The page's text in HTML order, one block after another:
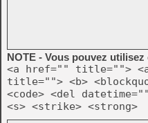
NOTE - Vous pouvez
<a href="" title="">
title=""> <b>
<code> <del
<s> <strike> <strong>